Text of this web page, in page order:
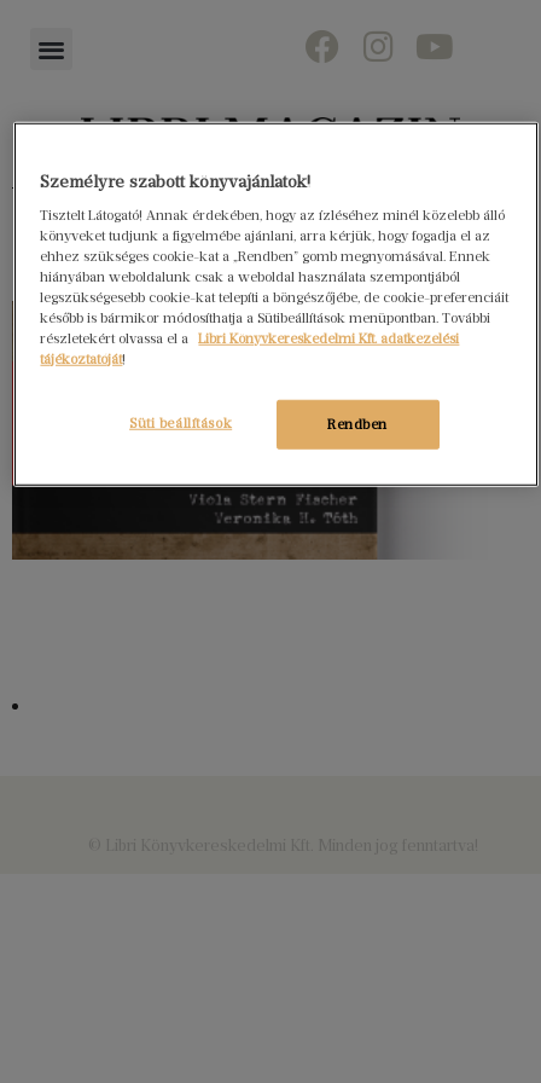
Könyvektől az olvasókig
Személyre szabott könyvajánlatok!
Tisztelt Látogató! Annak érdekében, hogy az ízléséhez minél közelebb álló
könyveket tudjunk a figyelmébe ajánlani, arra kérjük, hogy fogadja el az
ehhez szükséges cookie-kat a „Rendben” gomb megnyomásával. Ennek
hiányában weboldalunk csak a weboldal használata szempontjából
legszükségesebb cookie-kat telepíti a böngészőjébe, de cookie-preferenciáit
később is bármikor módosíthatja a Sütibeállítások menüpontban. További
részletekért olvassa el a
Libri Könyvkereskedelmi Kft. adatkezelési
tájékoztatóját!
Rendben
Süti beállítások